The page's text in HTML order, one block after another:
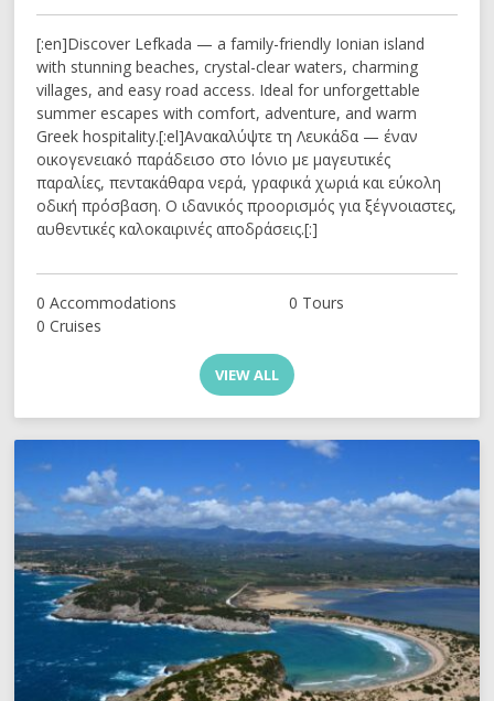
[:en]Discover Lefkada — a family-friendly Ionian island
with stunning beaches, crystal-clear waters, charming
villages, and easy road access. Ideal for unforgettable
summer escapes with comfort, adventure, and warm
Greek hospitality.[:el]Ανακαλύψτε τη Λευκάδα — έναν
οικογενειακό παράδεισο στο Ιόνιο με μαγευτικές
παραλίες, πεντακάθαρα νερά, γραφικά χωριά και εύκολη
οδική πρόσβαση. Ο ιδανικός προορισμός για ξέγνοιαστες,
αυθεντικές καλοκαιρινές αποδράσεις.[:]
0 Accommodations
0 Tours
0 Cruises
VIEW ALL